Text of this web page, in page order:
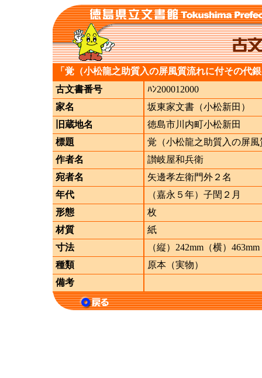
「覚（小松龍之助質入の屏風質流れに付その代
古文書番号
ﾊﾝ200012000
家名
坂東家文書（小松新田）
旧蔵地名
徳島市川内町小松新田
標題
覚（小松龍之助質入の屏
作者名
讃岐屋和兵衛
宛者名
矢邊孝左衛門外２名
年代
（嘉永５年）子閏２月
形態
枚
材質
紙
寸法
（縦）242mm（横）463mm
種類
原本（実物）
備考